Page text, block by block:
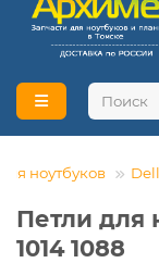
ноутбуков Dell
Петли для
1014 1088